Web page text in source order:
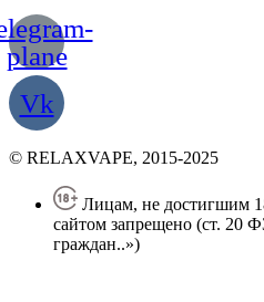
plane
Vk
© RELAXVAPE, 2015-2025
Лицам, не достигшим
сайтом запрещено (ст. 20
граждан..»)